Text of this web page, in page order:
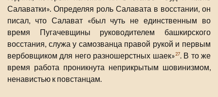
Салаватки». Определяя роль Салавата в восстании, он
писал, что Салават «был чуть не единственным во
время Пугачевщины руководителем башкирского
восстания, служа у самозванца правой рукой и первым
вербовщиком для него разношерстных шаек»27. В то же
время работа проникнута неприкрытым шовинизмом,
ненавистью к повстанцам.